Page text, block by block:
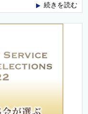
続きを読む